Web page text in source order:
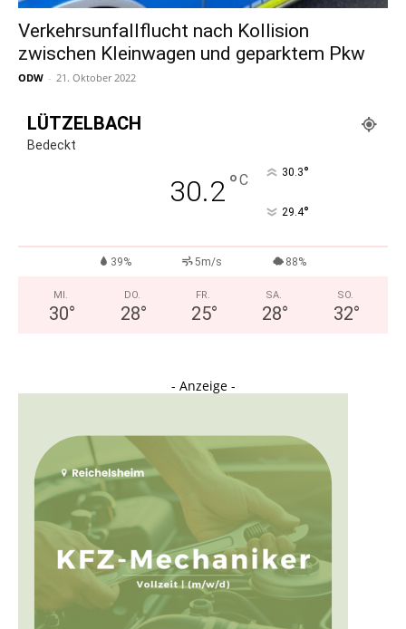
Verkehrsunfallflucht nach Kollision
zwischen Kleinwagen und geparktem Pkw
ODW - 21. Oktober 2022
LÜTZELBACH
Bedeckt
30.2°C 30.3°
29.4°
39% 5m/s 88%
MI.
30°
DO.
28°
FR.
25°
SA.
28°
SO.
32°
- Anzeige -